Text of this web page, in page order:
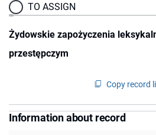
TO ASSIGN
Żydowskie zapożyczenia
przestępczym
Copy record
Information about record